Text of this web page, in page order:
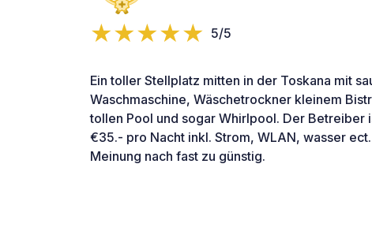
5/5
Ein toller Stellplatz mitten in der Toskana mit
Waschmaschine, Wäschetrockner kleinem
tollen Pool und sogar Whirlpool. Der Betreiber
€35.- pro Nacht inkl. Strom, WLAN, wasser
Meinung nach fast zu günstig.